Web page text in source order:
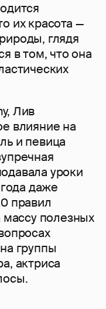
их красота —
глядя
в том, что она
Лив
влияние на
и певица
уроки
даже
правил
массу полезных
группы
актриса